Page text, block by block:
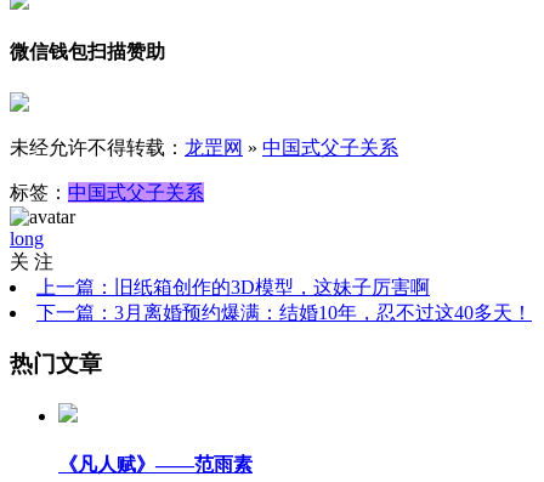
微信钱包扫描赞助
未经允许不得转载： 龙罡网 » 中国式父子关系
标签： 中国式父子关系
long
关 注
上一篇：旧纸箱创作的3D模型，这妹子厉害啊
下一篇：3月离婚预约爆满：结婚10年，忍不过这40多天！
热门文章
《凡人赋》——范雨素